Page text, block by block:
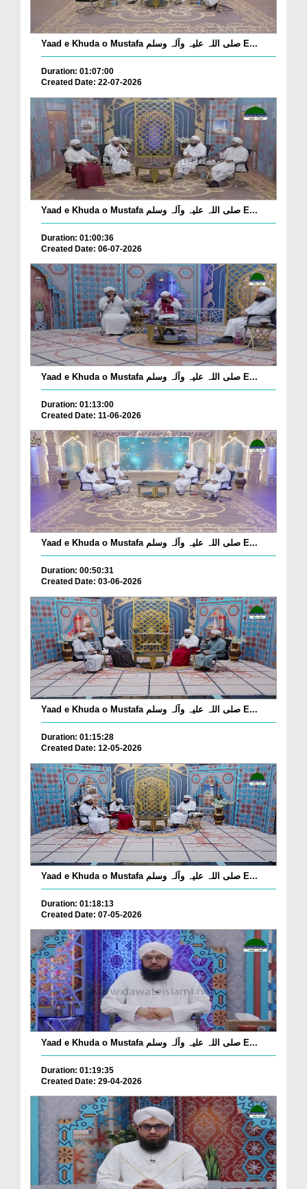
Yaad e Khuda o Mustafa صلی اللہ علیہ وآلہ وسلم E...
Duration: 01:07:00
Created Date: 22-07-2026
Yaad e Khuda o Mustafa صلی اللہ علیہ وآلہ وسلم E...
Duration: 01:00:36
Created Date: 06-07-2026
Yaad e Khuda o Mustafa صلی اللہ علیہ وآلہ وسلم E...
Duration: 01:13:00
Created Date: 11-06-2026
Yaad e Khuda o Mustafa صلی اللہ علیہ وآلہ وسلم E...
Duration: 00:50:31
Created Date: 03-06-2026
Yaad e Khuda o Mustafa صلی اللہ علیہ وآلہ وسلم E...
Duration: 01:15:28
Created Date: 12-05-2026
Yaad e Khuda o Mustafa صلی اللہ علیہ وآلہ وسلم E...
Duration: 01:18:13
Created Date: 07-05-2026
Yaad e Khuda o Mustafa صلی اللہ علیہ وآلہ وسلم E...
Duration: 01:19:35
Created Date: 29-04-2026